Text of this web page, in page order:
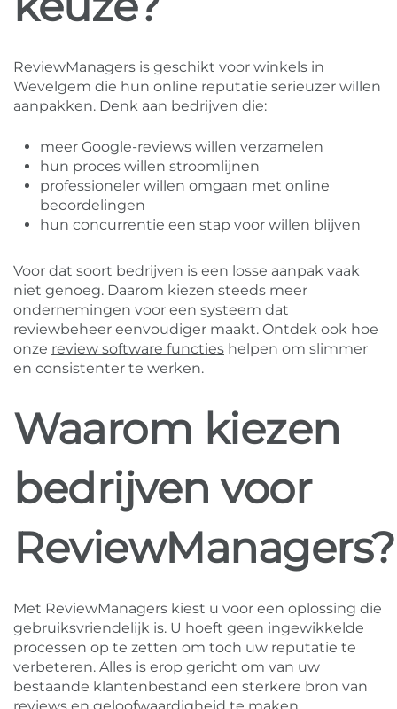
ReviewManagers is geschikt voor winkels in
Wevelgem die hun online reputatie serieuzer willen
aanpakken. Denk aan bedrijven die:
meer Google-reviews willen verzamelen
hun proces willen stroomlijnen
professioneler willen omgaan met online
beoordelingen
hun concurrentie een stap voor willen blijven
Voor dat soort bedrijven is een losse aanpak vaak
niet genoeg. Daarom kiezen steeds meer
ondernemingen voor een systeem dat
reviewbeheer eenvoudiger maakt. Ontdek ook hoe
onze review software functies helpen om slimmer
en consistenter te werken.
Waarom kiezen
bedrijven voor
ReviewManagers?
Met ReviewManagers kiest u voor een oplossing die
gebruiksvriendelijk is. U hoeft geen ingewikkelde
processen op te zetten om toch uw reputatie te
verbeteren. Alles is erop gericht om van uw
bestaande klantenbestand een sterkere bron van